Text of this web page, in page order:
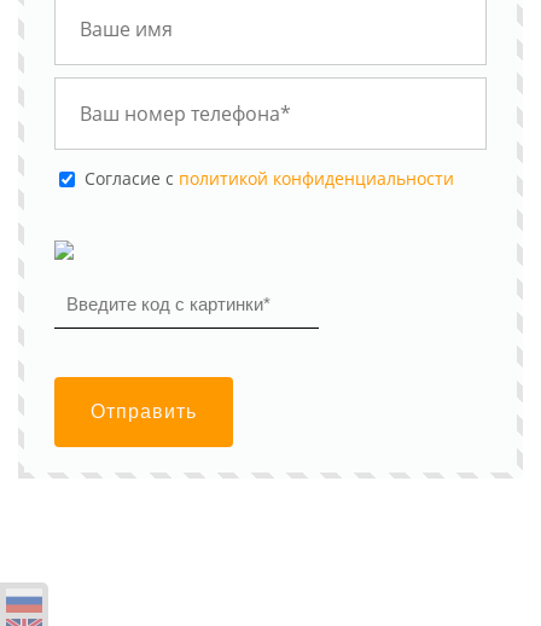
Cогласие с политикой конфиденциальности
Отправить